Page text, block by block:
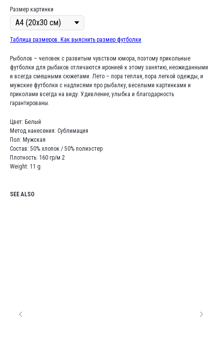
Размер картинки
Таблица размеров. Как выяснить размер футболки
Рыболов – человек с развитым чувством юмора, поэтому прикольные
футболки для рыбаков отличаются иронией к этому занятию, неожиданными
и всегда смешными сюжетами. Лето – пора теплая, пора легкой одежды, и
мужские футболки с надписями про рыбалку, веселыми картинками и
приколами всегда на виду. Удивление, улыбка и благодарность
гарантированы.
Цвет: Белый
Метод нанесения: Сублимация
Пол: Мужская
Состав: 50% хлопок / 50% полиэстер
Плотность: 160 гр/м 2
Weight: 11 g
SEE ALSO